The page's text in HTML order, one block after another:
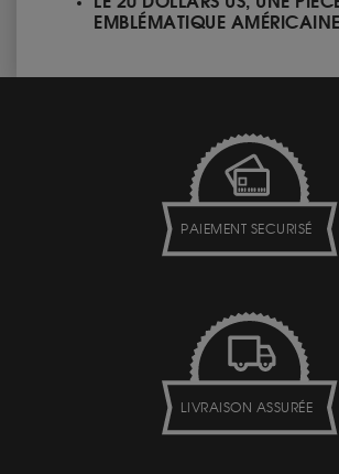
EMBLÉMATIQUE AMÉRICAINE
PAIEMENT SECURISÉ
LIVRAISON ASSURÉE